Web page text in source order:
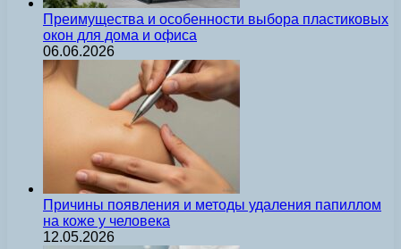
Преимущества и особенности выбора пластиковых
окон для дома и офиса
06.06.2026
Причины появления и методы удаления папиллом
на коже у человека
12.05.2026